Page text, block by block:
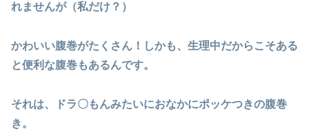
れませんが（私だけ？）
かわいい腹巻がたくさん！しかも、生理中だからこそある
と便利な腹巻もあるんです。
それは、ドラ〇もんみたいにおなかにポッケつきの腹巻
き。